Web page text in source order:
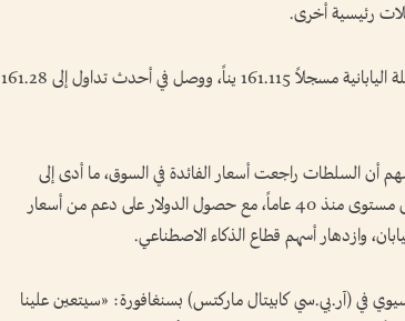
رئيسية أخرى.
وتراجع ⁠الدولار بما يصل إلى 0.9 بالمئة أمام العملة اليابانية مسجلاً 161.115 يناً، ووصل في أحدث تداول إلى 161.28
أن السلطات راجعت أسعار الفائدة في السوق، ما أدى إلى
تقلبات في قيمة العملة. ويتداول الين عند أدنى ‌مستوى منذ 40 عاماً، مع حصول الدولار على دعم من ‌أسعار
وازدهار ‌أسهم قطاع الذكاء الاصطناعي.
في (آر.بي.سي كابيتال ماركتس) بسنغافورة: «سيتعين علينا